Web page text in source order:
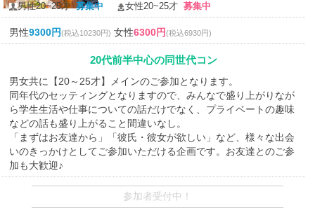
男性20~25才募集中 女性20~25才募集中
男性9300円(税込10230円) 女性6300円(税込6930円)
20代前半中心の同世代コン
男女共に【20～25才】メインのご参加となります。
同年代のセッティングとなりますので、みんなで盛り上がりなが
ら学生生活や仕事についての話だけでなく、プライベートの趣味
などの話も盛り上がること間違いなし。
「まずはお友達から」「彼氏・彼女が欲しい」など、様々な出会
いのきっかけとしてご参加いただける企画です。お友達とのご参
加も大歓迎♪
参加者受付中！